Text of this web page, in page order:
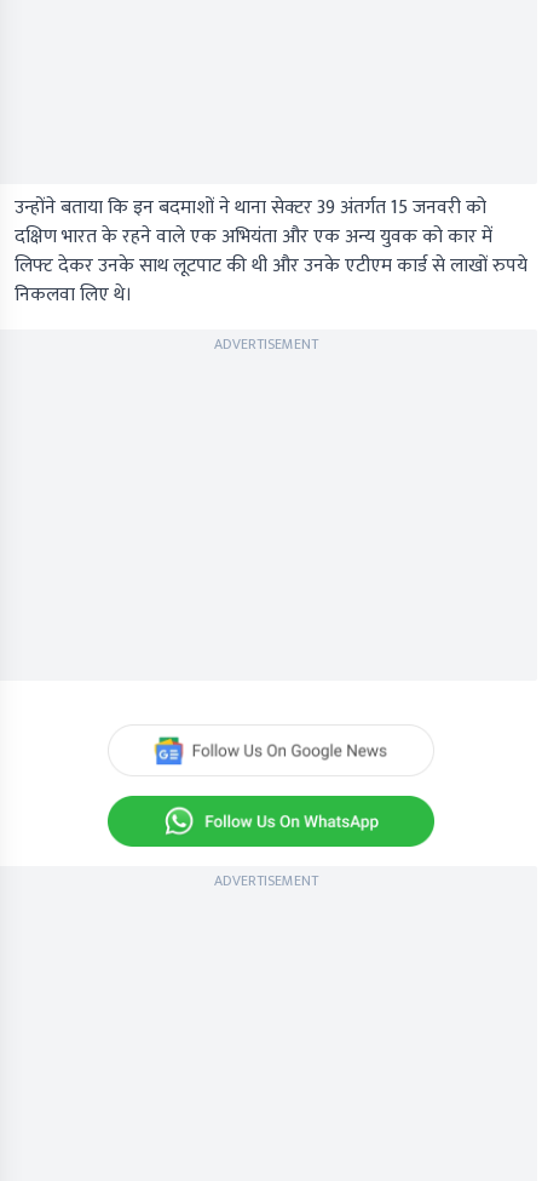
उन्होंने बताया कि इन बदमाशों ने थाना सेक्टर 39 अंतर्गत 15 जनवरी को
दक्षिण भारत के रहने वाले एक अभियंता और एक अन्य युवक को कार में
लिफ्ट देकर उनके साथ लूटपाट की थी और उनके एटीएम कार्ड से लाखों रुपये
निकलवा लिए थे।
ADVERTISEMENT
ADVERTISEMENT